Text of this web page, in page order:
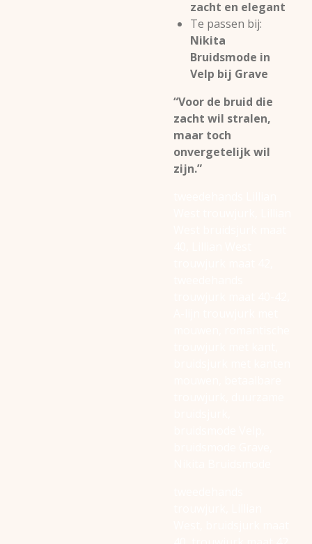
zacht en elegant
Te passen bij:
Nikita
Bruidsmode in
Velp bij Grave
“Voor de bruid die
zacht wil stralen,
maar toch
onvergetelijk wil
zijn.”